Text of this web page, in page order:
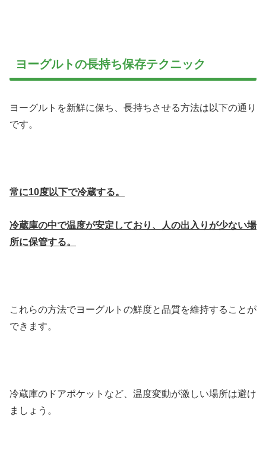
ヨーグルトの長持ち保存テクニック
ヨーグルトを新鮮に保ち、長持ちさせる方法は以下の通り
です。
常に10度以下で冷蔵する。
冷蔵庫の中で温度が安定しており、人の出入りが少ない場
所に保管する。
これらの方法でヨーグルトの鮮度と品質を維持することが
できます。
冷蔵庫のドアポケットなど、温度変動が激しい場所は避け
ましょう。